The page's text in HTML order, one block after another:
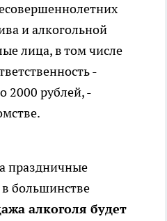
и алкогольной
лица, в том числе
-
2000 рублей, -
праздничные
большинстве
алкоголя будет